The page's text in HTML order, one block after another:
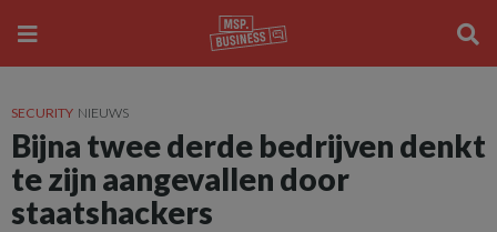
SECURITY NIEUWS
Bijna twee derde bedrijven denkt
te zijn aangevallen door
staatshackers